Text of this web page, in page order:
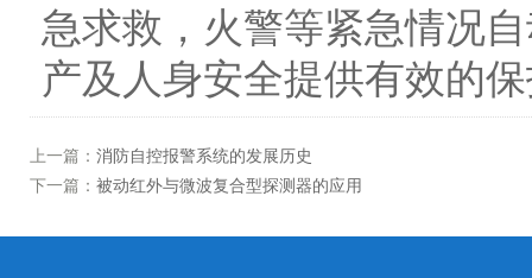
急求救，火警等紧急情况
产及人身安全提供有效的
上一篇： 消防自控报警系统的发展历史
下一篇： 被动红外与微波复合型探测器的应用